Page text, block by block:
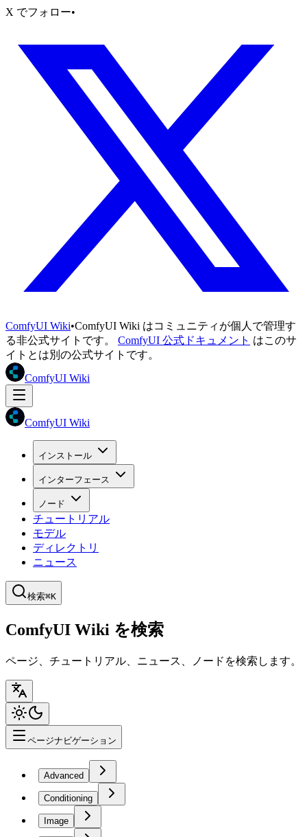
X でフォロー•
ComfyUI Wiki•ComfyUI Wiki はコミュニティが個人で管理す
る非公式サイトです。
ComfyUI 公式ドキュメント はこのサ
イトとは別の公式サイトです。
ComfyUI Wiki
ComfyUI Wiki
インストール
インターフェース
ノード
チュートリアル
モデル
ディレクトリ
ニュース
検索⌘K
ComfyUI Wiki を検索
ページ、チュートリアル、ニュース、ノードを検索します。
ページナビゲーション
Advanced
Conditioning
Image